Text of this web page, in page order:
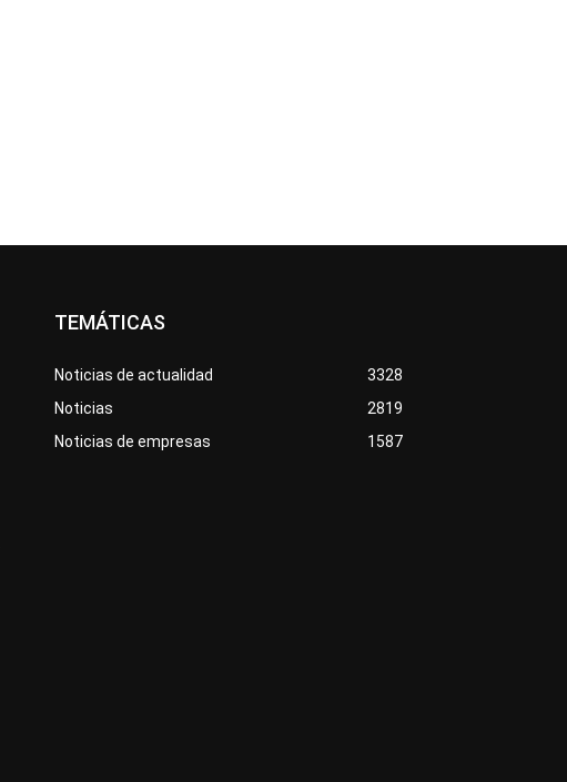
TEMÁTICAS
Noticias de actualidad
3328
Noticias
2819
Noticias de empresas
1587